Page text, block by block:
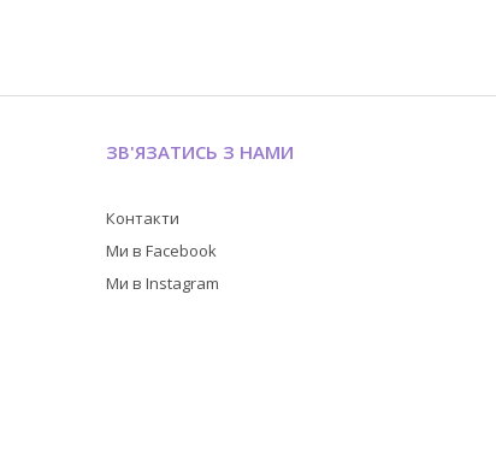
ЗВ'ЯЗАТИСЬ З НАМИ
Контакти
Ми в Facebook
Ми в Instagram